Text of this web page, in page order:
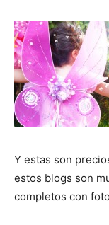
Y estas son
estos blogs son
completos con